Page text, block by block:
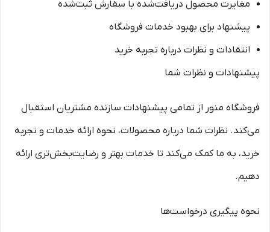
مغایرت محصول دریافت‌شده با سفارش ثبت‌شده
پیشنهاد برای بهبود خدمات فروشگاه
انتقادات و نظرات درباره تجربه خرید
پیشنهادات و نظرات شما
فروشگاه منور از تمامی پیشنهادات سازنده مشتریان استقبال
می‌کند. نظرات شما درباره محصولات، نحوه ارائه خدمات و تجربه
خرید، به ما کمک می‌کند تا خدمات بهتر و رضایت‌بخش‌تری ارائه
دهیم.
نحوه پیگیری درخواست‌ها